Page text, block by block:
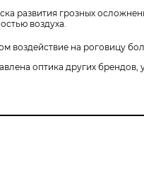
грозных
воздуха.
воздействие на роговицу
оптика других